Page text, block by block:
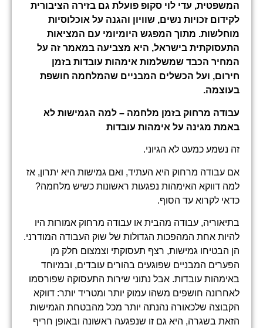
המשפטית, עדי לוי סקופ פועלת גם בזירה הציבורית
לקידום זכויות נשים, שוויון והגנה על אוכלוסיות
מוחלשות. מתוך המפגש היומיומי עם המציאות
התעסוקתית בישראל, היא מצביעה במאמר זה על
המחיר הכבד שמשלמות אימהות עובדות בזמן
חירום, ועל הכשלים המבניים שהמלחמה חושפת
בעוצמה.
עבודה מרחוק בזמן מלחמה – למה הגמישות לא
באמת מגינה על אימהות עובדות
זה נשמע כמעט לא הגיוני.
אם עבודה מרחוק היא העתיד, ואם גמישות היא יתרון, אז
למה דווקא האימהות נפגעות ראשונות כשיש מלחמה?
כדאי לקרוא עד הסוף.
בתיאוריה, עבודה מהבית או עבודה מרחוק אמורות היו
להיות אחת המהפכות הגדולות של שוק העבודה המודרני.
הן הבטיחו גמישות, רצף תעסוקתי וצמצום חלק מן
הפערים המבניים שפוגעים בהורים עובדים, ובמיוחד
באימהות עובדות. אבל נתוני שירות התעסוקה שפורסמו
לאחרונה חושפים משהו עמוק יותר ומטריד יותר: דווקא
הקבוצה שלכאורה נהנתה יותר מכל מהבטחת הגמישות
הזאת בשגרה, היא גם זו שנפגעה ראשונה ובאופן חריף